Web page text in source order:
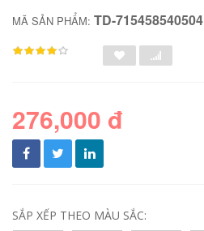
MÃ SẢN PHẨM: TD-715458540504
276,000 đ
SẮP XẾP THEO MÀU SẮC: